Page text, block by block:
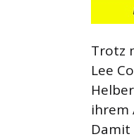
Trotz
Lee
ihrem